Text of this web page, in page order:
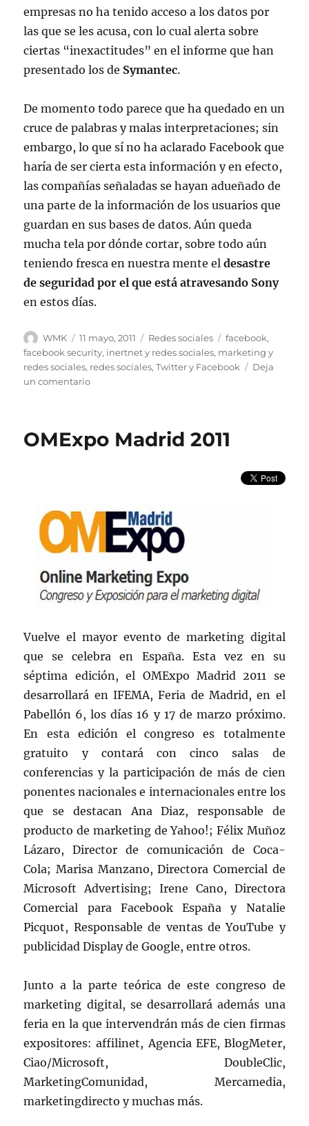
empresas no ha tenido acceso a los datos por
las que se les acusa, con lo cual alerta sobre
ciertas “inexactitudes” en el informe que han
presentado los de Symantec.
De momento todo parece que ha quedado en un
cruce de palabras y malas interpretaciones; sin
embargo, lo que sí no ha aclarado Facebook que
haría de ser cierta esta información y en efecto,
las compañías señaladas se hayan adueñado de
una parte de la información de los usuarios que
guardan en sus bases de datos. Aún queda
mucha tela por dónde cortar, sobre todo aún
teniendo fresca en nuestra mente eldesastre
de seguridad por el que está atravesando Sony
en estos días.
Autor
WMK
Publicado
el
11 mayo, 2011 Categorías
Redes sociales Etiquetas
facebook,
facebook security, inertnet y redes sociales, marketing y
redes sociales, redes sociales,Twitter y Facebook
Deja
un comentarioen
de
OMExpo Madrid 2011
Vuelve el mayor evento de marketing digital
que se celebra en España. Esta vez en su
séptima edición, el OMExpo Madrid 2011 se
desarrollará en IFEMA, Feria de Madrid, en el
Pabellón 6, los días 16 y 17 de marzo próximo.
En esta edición el congreso es totalmente
gratuito y contará con cinco salas de
conferencias y la participación de más de cien
ponentes nacionales e internacionales entre los
que se destacan Ana Diaz, responsable de
producto de marketing de Yahoo!; Félix Muñoz
Lázaro, Director de comunicación de Coca-
Cola; Marisa Manzano, Directora Comercial de
Microsoft Advertising; Irene Cano, Directora
Comercial para Facebook España y Natalie
Picquot, Responsable de ventas de YouTube y
publicidad Display de Google, entre otros.
Junto a la parte teórica de este congreso de
marketing digital, se desarrollará además una
feria en la que intervendrán más de cien firmas
expositores: affilinet, Agencia EFE, BlogMeter,
Ciao/Microsoft, DoubleClic,
MarketingComunidad, Mercamedia,
marketingdirecto y muchas más.